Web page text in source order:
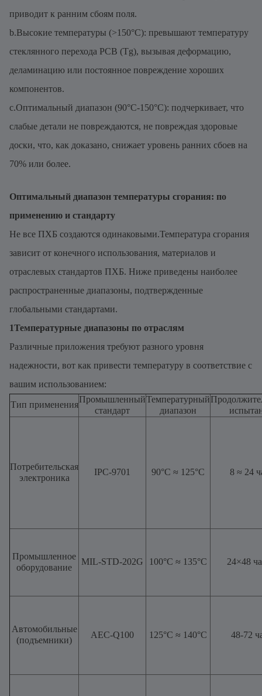
приводит к ранним сбоям поля.
b.Высокие температуры (>150°C): превышают температуру
стеклянного перехода PCB (Tg), вызывая деформацию,
деламинацию или постоянное повреждение хороших
компонентов.
c.Оптимальный диапазон (90°C-150°C): подчеркивает, что
слабые детали не повреждаются, не повреждая здоровые
доски, что, как доказано, снижает уровень ранних сбоев на
70% или более.
Оптимальный диапазон температуры сгорания: по
применению и стандарту
Не все ПХБ создаются одинаковыми.Температура сгорания
зависит от конечного использования, материалов и
отраслевых стандартов ПХБ. Ниже приведены наиболее
распространенные диапазоны, подтвержденные
глобальными стандартами.
1Температурные диапазоны по отраслям
Различные приложения требуют разного уровня
надежности, вот как привести температуру в соответствие с
вашим использованием:
Тип применения
Промышленный
стандарт
Температурный
диапазон
Потребительская
электроника
IPC-9701 90°C ≈ 125°C 8 ≈ 24
Промышленное
оборудование
MIL-STD-202G 100°C ≈ 135°C 24×48
Автомобильные
(подъемники)
AEC-Q100 125°С ≈ 140°С 48-72